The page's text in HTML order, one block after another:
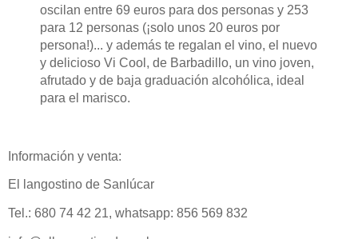
oscilan entre 69 euros para dos personas y 253
para 12 personas (¡solo unos 20 euros por
persona!)... y además te regalan el vino, el nuevo
y delicioso Vi Cool, de Barbadillo, un vino joven,
afrutado y de baja graduación alcohólica, ideal
para el marisco.
Información y venta:
El langostino de Sanlúcar
Tel.: 680 74 42 21, whatsapp: 856 569 832